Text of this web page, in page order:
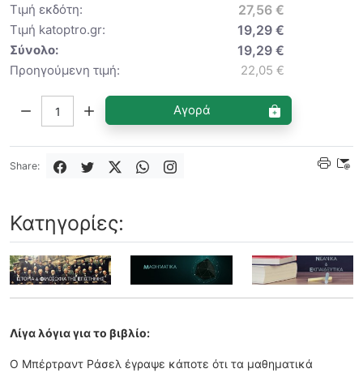
Τιμή εκδότη: 27,56 €
Τιμή katoptro.gr: 19,29 €
Σύνολο: 19,29 €
Προηγούμενη τιμή: 22,05 €
Αγορά
Share:
Κατηγορίες:
Λίγα λόγια για το βιβλίο:
Ο Μπέρτραντ Ράσελ έγραψε κάποτε ότι τα μαθηματικά